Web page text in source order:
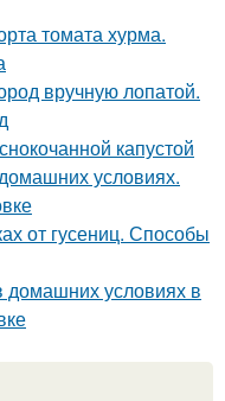
томата хурма.
вручную лопатой.
капустой
условиях.
от гусениц. Способы
домашних условиях в